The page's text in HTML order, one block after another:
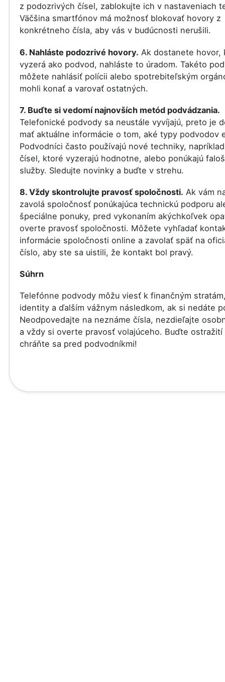
z podozrivých čísel, zablokujte ich v nastaveniach
Väčšina smartfónov má možnosť blokovať hovory z
konkrétneho čísla, aby vás v budúcnosti nerušili.
6. Nahláste podozrivé hovory. Ak dostanete hovor,
vyzerá ako podvod, nahláste to úradom. Takéto
môžete nahlásiť polícii alebo spotrebiteľským
mohli konať a varovať ostatných.
7. Buďte si vedomí najnovších metód podvádzania.
Telefonické podvody sa neustále vyvíjajú, preto je
mať aktuálne informácie o tom, aké typy podvodov
Podvodníci často používajú nové techniky,
čísel, ktoré vyzerajú hodnotne, alebo ponúkajú
služby. Sledujte novinky a buďte v strehu.
8. Vždy skontrolujte pravosť spoločnosti. Ak vám
zavolá spoločnosť ponúkajúca technickú podporu
špeciálne ponuky, pred vykonaním akýchkoľvek
overte pravosť spoločnosti. Môžete vyhľadať
informácie spoločnosti online a zavolať späť na
číslo, aby ste sa uistili, že kontakt bol pravý.
Súhrn
Telefónne podvody môžu viesť k finančným
identity a ďalším vážnym následkom, ak si nedáte
Neodpovedajte na neznáme čísla, nezdieľajte
a vždy si overte pravosť volajúceho. Buďte ostražití
chráňte sa pred podvodníkmi!